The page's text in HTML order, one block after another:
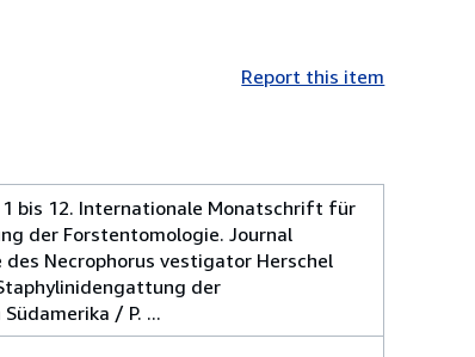
Report this item
bis 12. Internationale Monatschrift für
der Forstentomologie. Journal
Necrophorus vestigator Herschel
der
/ P. ...